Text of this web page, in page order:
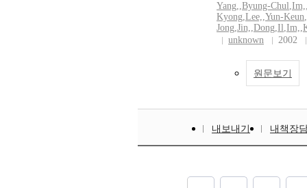
Yang,,Byung-Chul,Im,
Kyong,Lee,,Yun-Keun,
Jong,Jin,,Dong,Il,Im,,
unknown
2002
원문보기
내보내기 내책장